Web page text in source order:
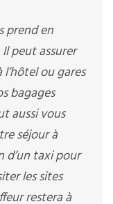
prend en
peut assurer
ou gares
bagages
aussi vous
séjour à
d’un taxi pour
les sites
restera à